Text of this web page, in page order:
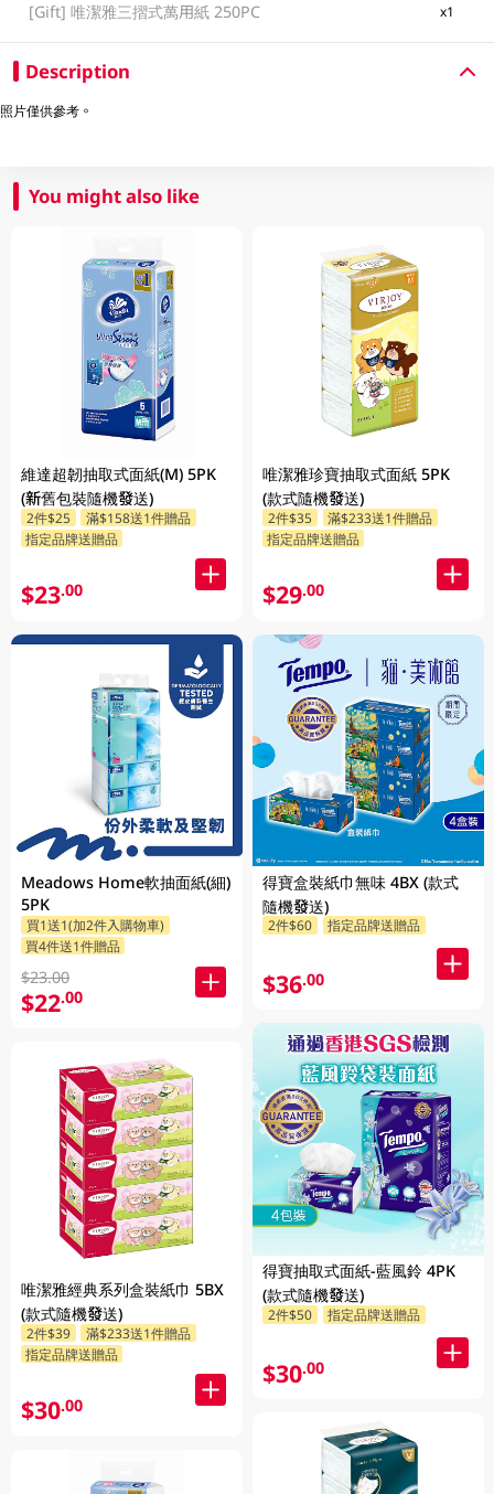
[Gift]唯潔雅三摺式萬用紙 250PC x1
Description
照片僅供參考。
You might also like
維達超韌抽取式面紙(M) 5PK
(新舊包裝隨機發送)
2件$25
滿$158送1件贈品
指定品牌送贈品
$23.00
Meadows Home軟抽面紙(細)
5PK
買1送1(加2件入購物車)
買4件送1件贈品
$23.00
$22.00
唯潔雅經典系列盒裝紙巾 5BX
(款式隨機發送)
2件$39
滿$233送1件贈品
指定品牌送贈品
$30.00
唯潔雅珍寶抽取式面紙 5PK
(款式隨機發送)
2件$35
滿$233送1件贈品
指定品牌送贈品
$29.00
得寶盒裝紙巾無味 4BX (款式
隨機發送)
2件$60 指定品牌送贈品
$36.00
得寶抽取式面紙-藍風鈴 4PK
(款式隨機發送)
2件$50 指定品牌送贈品
$30.00